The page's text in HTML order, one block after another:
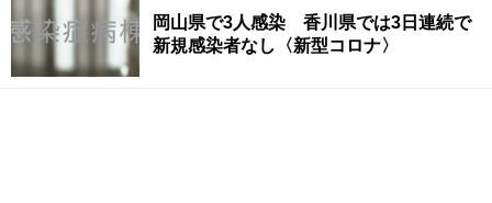
岡山県で3人感染 香川県では3日連続で
新規感染者なし〈新型コロナ〉